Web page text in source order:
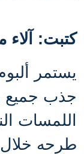
كتبت:
يستمر
جذب جميع
اللمسات